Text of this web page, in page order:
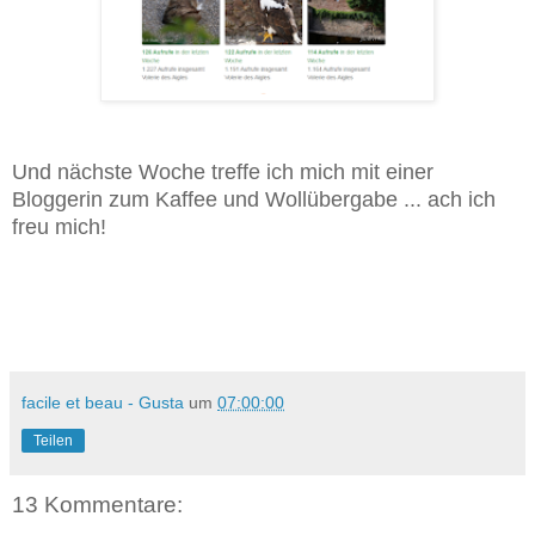
Und nächste Woche treffe ich mich mit einer
Bloggerin zum Kaffee und Wollübergabe ... ach ich
freu mich!
facile et beau - Gusta um 07:00:00
Teilen
13 Kommentare: